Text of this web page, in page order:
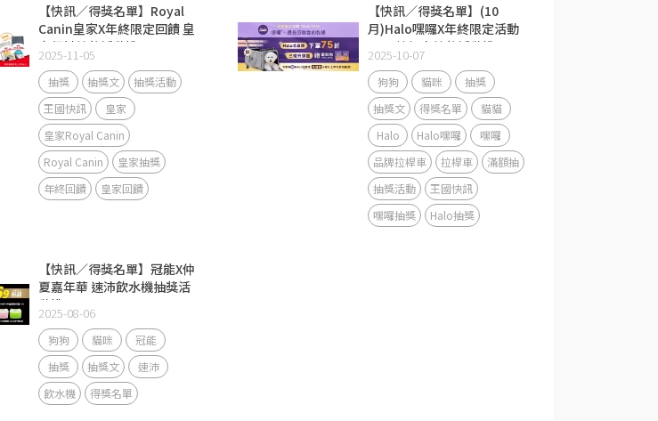
【快訊／得獎名單】Royal
Canin皇家X年終限定回饋 皇
家飼料抽獎活動說明
2025-11-05
抽獎 抽獎文
抽獎活動
王國快訊
皇家
皇家Royal Canin
Royal Canin
皇家抽獎
年終回饋
皇家回饋
【快訊／得獎名單】(10
月)Halo嘿囉X年終限定活動
Halo拉桿車抽獎活動說明
2025-10-07
狗狗 貓咪
抽獎
抽獎文
得獎名單
貓貓
Halo
Halo嘿囉
嘿囉
品牌拉桿車
拉桿車
滿額抽
抽獎活動
王國快訊
嘿囉抽獎
Halo抽獎
【快訊／得獎名單】冠能X仲
夏嘉年華 速沛飲水機抽獎活
動說明
2025-08-06
狗狗 貓咪
冠能
抽獎
抽獎文
速沛
飲水機
得獎名單